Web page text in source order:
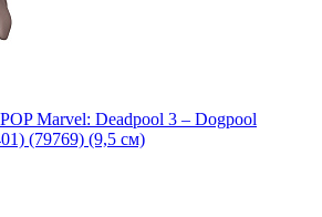
Marvel: Deadpool 3 – Dogpool
(79769) (9,5 см)